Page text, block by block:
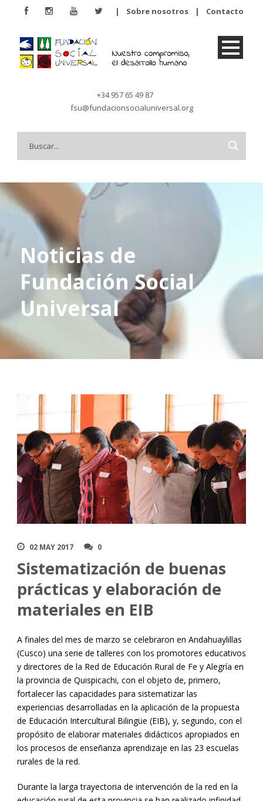
| Sobre nosotros | Contacto
+34 957 65 49 87
fsu@fundacionsocialuniversal.org
Noticias de
Fundación Social
Universal
02 MAY 2017 0
Sistematización de buenas
prácticas y elaboración de
materiales en EIB
A finales del mes de marzo se celebraron en Andahuaylillas
(Cusco) una serie de talleres con los promotores educativos
y directores de la Red de Educación Rural de Fe y Alegría en
la provincia de Quispicachi, con el objeto de, primero,
fortalecer las capacidades para sistematizar las
experiencias desarrolladas en la aplicación de la propuesta
de Educación Intercultural Bilingüe (EIB), y, segundo, con el
propósito de elaborar materiales didácticos apropiados en
los procesos de enseñanza aprendizaje en las 23 escuelas
rurales de la red.
Durante la larga trayectoria de intervención de la red en la